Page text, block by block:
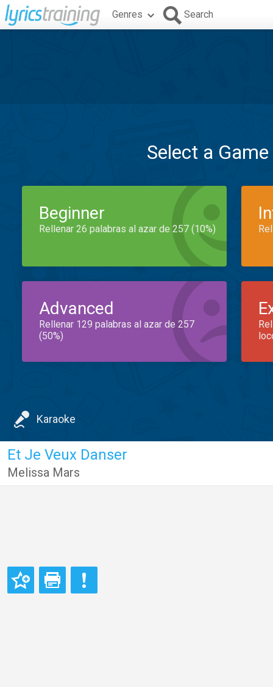
Genres Search
Select a
Beginner
Rellenar 26 palabras al azar de 257 (10%)
Advanced
Rellenar 129 palabras al azar de 257
(50%)
Karaoke
Et Je Veux Danser
Melissa Mars